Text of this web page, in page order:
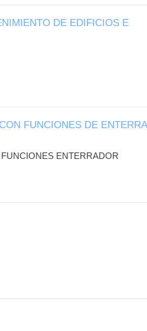
DE EDIFICIOS E
FUNCIONES DE
FUNCIONES ENTERRADOR